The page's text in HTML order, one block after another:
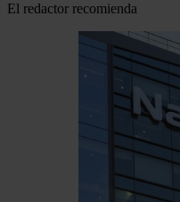
El redactor recomienda